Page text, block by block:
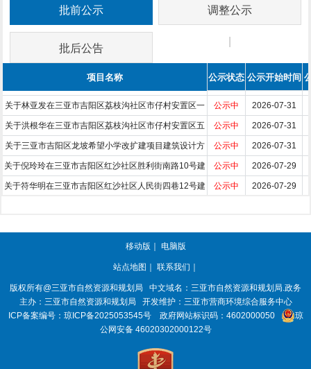
（NG6单元）规划修改的批前公...
关于《三亚市海岸带综合保护与利用规划》的批前公示 已结束 2026-05-25
批前公示
|
调整公示
批后公告
项目名称 公示状态 公示开始时间
关于林亚发在三亚市吉阳区荔枝沟社区市仔村安置区一
巷建设私人住宅楼项目的...
公示中 2026-07-31
关于洪根华在三亚市吉阳区荔枝沟社区市仔村安置区五
巷建设私人住宅楼项目的...
公示中 2026-07-31
关于三亚市吉阳区龙坡希望小学改扩建项目建筑设计方
案的批前公示
公示中 2026-07-31
关于倪玲玲在三亚市吉阳区红沙社区胜利街南路10号建
设私人住宅楼项目的批前...
公示中 2026-07-29
关于符华明在三亚市吉阳区红沙社区人民街四巷12号建 公示中 2026-07-29
连接段）项目（AK3+060-...
移动版 ｜ 电脑版
站点地图 ｜ 联系我们 ｜
版权所有@三亚市自然资源和规划局
中文域名：三亚市自然资源和规划局.政务
主办：三亚市自然资源和规划局
开发维护：三亚市营商环境综合服务中心
ICP备案编号： 琼ICP备2025053545号 政府网站标识码： 4602000050
琼
公网安备 46020302000122号